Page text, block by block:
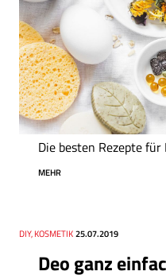
Die besten Rezepte
MEHR
Deo ganz
Thema
DIY, KOSMETIK
Datum 25.07.2019